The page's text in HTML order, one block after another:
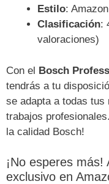
Estilo:
Clasificación:
valoraciones)
Con el Bosch
tendrás a tu
se adapta a todas
trabajos
la calidad Bosch!
¡No esperes
exclusivo en